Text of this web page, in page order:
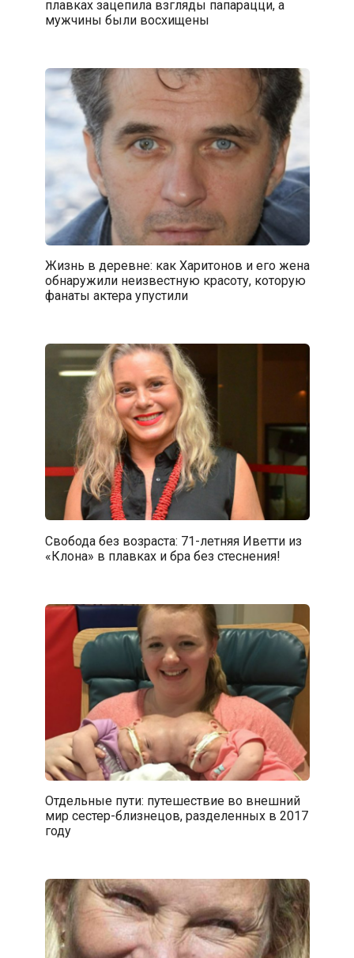
плавках зацепила взгляды папарацци, а
мужчины были восхищены
Жизнь в деревне: как Харитонов и его жена
обнаружили неизвестную красоту, которую
фанаты актера упустили
Свобода без возраста: 71-летняя Иветти из
«Клона» в плавках и бра без стеснения!
Отдельные пути: путешествие во внешний
мир сестер-близнецов, разделенных в 2017
году